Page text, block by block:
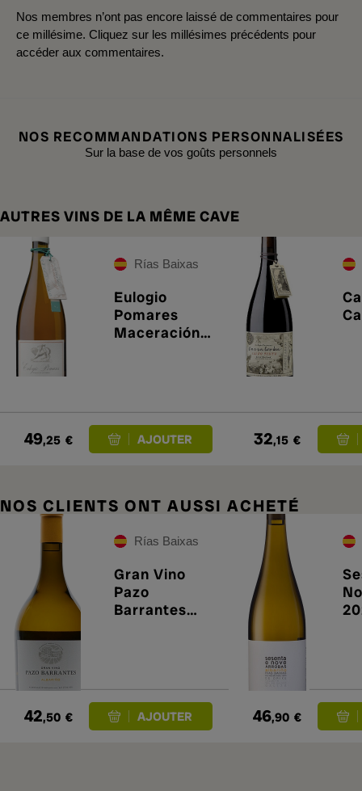
Nos membres n’ont pas encore laissé de commentaires pour
ce millésime. Cliquez sur les millésimes précédents pour
accéder aux commentaires.
NOS RECOMMANDATIONS PERSONNALISÉES
Sur la base de vos goûts personnels
AUTRES VINS DE LA MÊME CAVE
Rías Baixas
Eulogio
Pomares
Maceración
49,25 € 32,15 €
NOS CLIENTS ONT AUSSI ACHETÉ
Rías Baixas
Gran Vino
Pazo
Barrantes
42,50 € 46,90 €